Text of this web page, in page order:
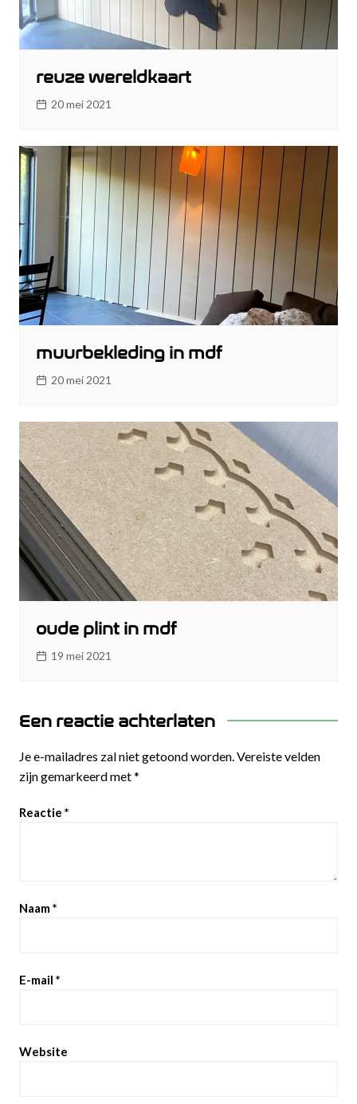
reuze wereldkaart
20 mei 2021
muurbekleding in mdf
20 mei 2021
oude plint in mdf
19 mei 2021
Een reactie achterlaten
Je e-mailadres zal niet getoond worden.Vereiste velden
zijn gemarkeerd met*
Reactie *
Naam*
E-mail *
Website